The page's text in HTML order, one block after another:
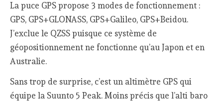
La puce GPS propose 3 modes de fonctionnement :
GPS, GPS+GLONASS, GPS+Galileo, GPS+Beidou.
J’exclue le QZSS puisque ce système de
géopositionnement ne fonctionne qu’au Japon et en
Australie.
Sans trop de surprise, c’est un altimètre GPS qui
équipe la Suunto 5 Peak. Moins précis que l’alti baro